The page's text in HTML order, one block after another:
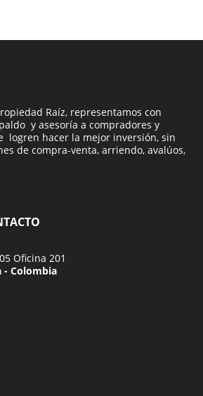
Raíz, representamos con
y asesoría a compradores y
logren hacer la mejor inversión, sin
de compra-venta, arriendo, avalúos,
Oficina 201
- Colombia